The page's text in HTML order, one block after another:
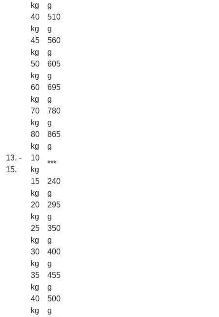
kg
g
40
kg
510
g
45
kg
560
g
50
kg
605
g
60
kg
695
g
70
kg
780
g
80
kg
865
g
13. -
15.
10
kg
***
15
kg
240
g
20
kg
295
g
25
kg
350
g
30
kg
400
g
35
kg
455
g
40
kg
500
g